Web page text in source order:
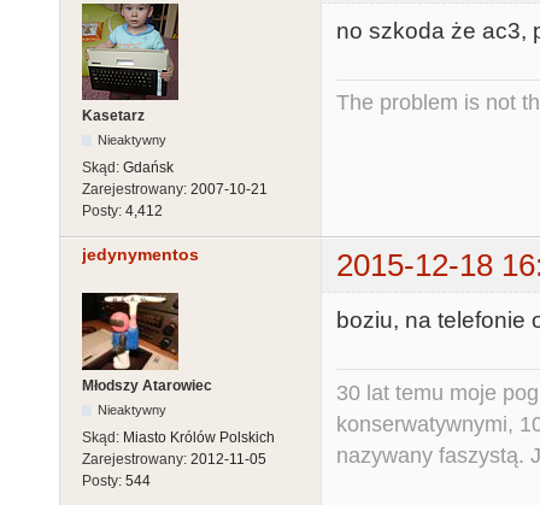
Kasetarz
Nieaktywny
Skąd: Gdańsk
Zarejestrowany: 2007-10-21
Posty: 4,412
no szkoda że ac3,
The problem is not
jedynymentos 2015-12-18
Młodszy Atarowiec
Nieaktywny
Skąd: Miasto Królów Polskich
Zarejestrowany: 2012-11-05
Posty: 544
boziu, na telefonie
30 lat temu moje
konserwatywnymi,
nazywany faszystą.